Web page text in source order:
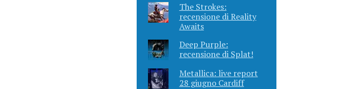
The Strokes:
recensione di Reality
Awaits
Deep Purple:
recensione di Splat!
Metallica: live report
28 giugno Cardiff